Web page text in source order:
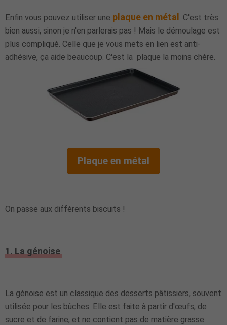
Enfin vous pouvez utiliser une plaque en métal . C'est très
bien aussi, sinon je n'en parlerais pas ! Mais le démoulage est
plus compliqué. Celle que je vous mets en lien est anti-
adhésive, ça aide beaucoup. C'est la plaque la moins chère.
Plaque en métal
On passe aux différents biscuits !
1. La génoise
La génoise est un classique des desserts pâtissiers, souvent
utilisée pour les bûches. Elle est faite à partir d'œufs, de
sucre et de farine, et ne contient pas de matière grasse